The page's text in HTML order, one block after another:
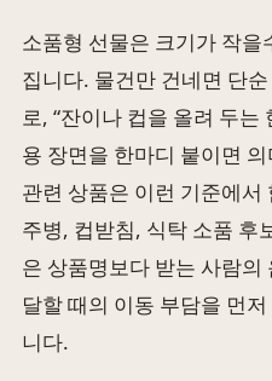
소품형 선물은 크기가 작
집니다. 물건만 건네면 단
로, “잔이나 컵을 올려 두는
용 장면을 한마디 붙이면
관련 상품은 이런 기준에서
주병, 컵받침, 식탁 소품 후
은 상품명보다 받는 사람의
달할 때의 이동 부담을 먼
니다.